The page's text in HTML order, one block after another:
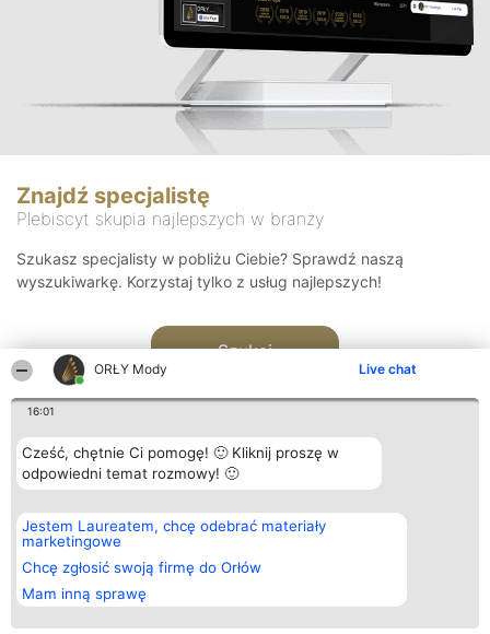
ORŁY Mody Live chat
16:01
Cześć, chętnie Ci pomogę! 🙂 Kliknij proszę w
odpowiedni temat rozmowy! 🙂
Jestem Laureatem, chcę odebrać materiały
marketingowe
Chcę zgłosić swoją firmę do Orłów
Mam inną sprawę
Znajdź specjalistę
Plebiscyt skupia najlepszych w branży
Szukasz specjalisty w pobliżu Ciebie? Sprawdź naszą
wyszukiwarkę. Korzystaj tylko z usług najlepszych!
Szukaj
Organizator plebiscytu
Bright Side Solutions sp. z o.
o. sp. k.
ul. Ruska 22
Wrocław 50-079
KRS 0000749100 | Regon
381313360 | NIP 8943132676
Plebiscyt
Laureaci
wszystkich
Laureatów
Regulamin
Kontakt
Kontakt